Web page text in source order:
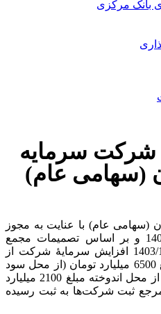
بانک مرکزی
شرکت سرمایه
(سهامی عام)
(سهامی عام) با عنایت به مجوز
افزایش سرمایه مورخ 1403/10/10 و بر اساس تصمیمات مجمع
عمومی فوق العاده مورخ 1403/10/23 افزایش سرمایۀ شرکت از
مبلغ 3500 میلیارد تومان به ‌مبلغ 6500 میلیارد تومان (از محل سود
انباشته مبلغ 900 میلیارد تومان، از محل اندوخته مبلغ 2100 میلیارد
در تاریخ 1403/12/22 در مرجع ثبت شرکت‌ها به ثبت رسیده